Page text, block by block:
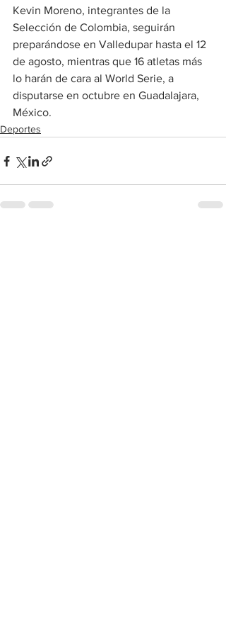
Kevin Moreno, integrantes de la
Selección de Colombia, seguirán
preparándose en Valledupar hasta el 12
de agosto, mientras que 16 atletas más
lo harán de cara al World Serie, a
disputarse en octubre en Guadalajara,
México.
Deportes